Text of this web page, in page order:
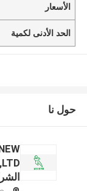
الأسعار
الحد الأدنى لكمية
حول نا